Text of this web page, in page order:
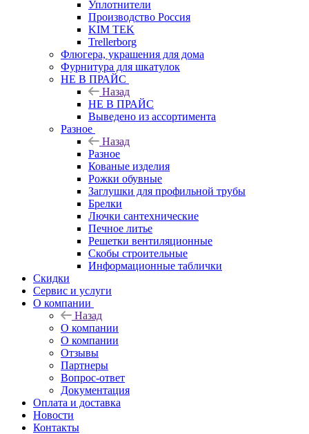
Уплотнители
Производство Россия
KIM TEK
Trellerborg
Флюгера, украшения для дома
Фурнитура для шкатулок
НЕ В ПРАЙС
Назад
НЕ В ПРАЙС
Выведено из ассортимента
Разное
Назад
Разное
Кованые изделия
Рожки обувные
Заглушки для профильной трубы
Брелки
Лючки сантехнические
Печное литье
Решетки вентиляционные
Скобы строительные
Информационные таблички
Скидки
Сервис и услуги
О компании
Назад
О компании
О компании
Отзывы
Партнеры
Вопрос-ответ
Документация
Оплата и доставка
Новости
Контакты